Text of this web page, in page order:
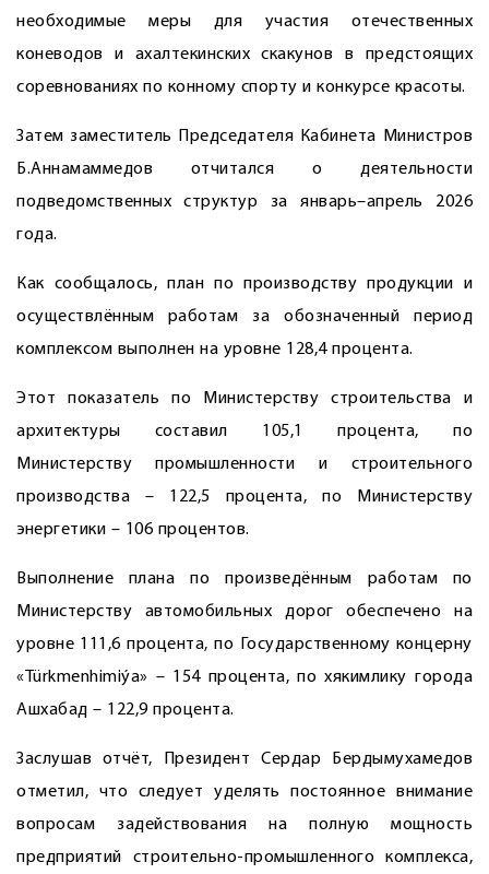
необходимые меры для участия отечественных
коневодов и ахалтекинских скакунов в предстоящих
соревнованиях по конному спорту и конкурсе красоты.
Затем заместитель Председателя Кабинета Министров
Б.Аннамаммедов отчитался о деятельности
подведомственных структур за январь–апрель 2026
года.
Как сообщалось, план по производству продукции и
осуществ­лённым работам за обозначенный период
комплексом выполнен на уровне 128,4 процента.
Этот показатель по Министерству строительства и
архитектуры составил 105,1 процента, по
Министерству промышленности и строительного
производства – 122,5 процента, по Министерству
энергетики – 106 процентов.
Выполнение плана по произведённым работам по
Министерству автомобильных дорог обеспечено на
уровне 111,6 процента, по Государственному концерну
«Türkmenhimiýa» – 154 процента, по хякимлику города
Ашхабад – 122,9 процента.
Заслушав отчёт, Президент Сердар Бердымухамедов
отметил, что следует уделять постоянное внимание
вопросам задействования на полную мощность
предприятий строительно-промышленного комплекса,